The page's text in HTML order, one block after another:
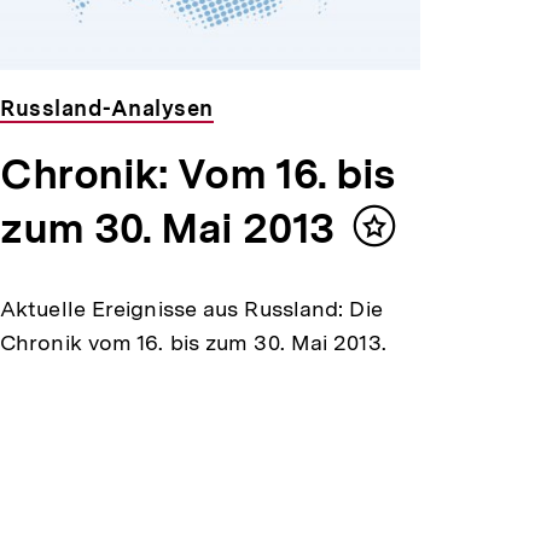
Russland-Analysen
Chronik: Vom 16. bis
zum 30. Mai 2013
Inhalt
Aktuelle Ereignisse aus Russland: Die
Chronik vom 16. bis zum 30. Mai 2013.